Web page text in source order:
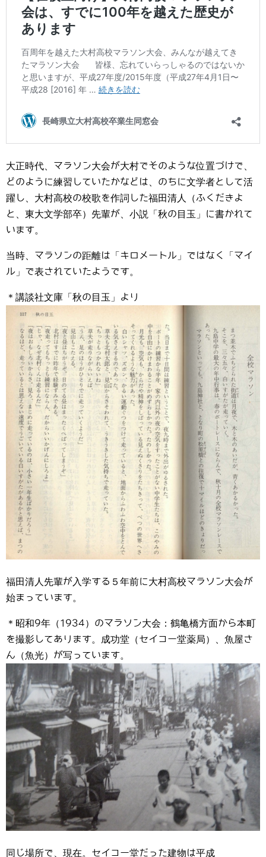
大正時代、マラソン大会が大村でそのような位置づけで、
どのように練習していたかなどは、のちに文学者として活
躍し、大村高校の校歌を作詞した福田清人（ふくだきよ
と、東大文学部卒）先輩が、小説「秋の目玉」に書かれて
います。
当時、マラソンの距離は「キロメートル」ではなく「マイ
ル」で表されていたようです。
＊講談社文庫「秋の目玉」より
福田清人先輩が入学する５年前に大村高校マラソン大会が
始まっています。
＊昭和9年（1934）のマラソン大会：鶴亀橋方面から本町
を撮影してあります。成功堂（セイコー堂薬局）、魚屋さ
ん（魚光）が写っています。
同じ場所で、現在。セイコー堂だった建物は平成